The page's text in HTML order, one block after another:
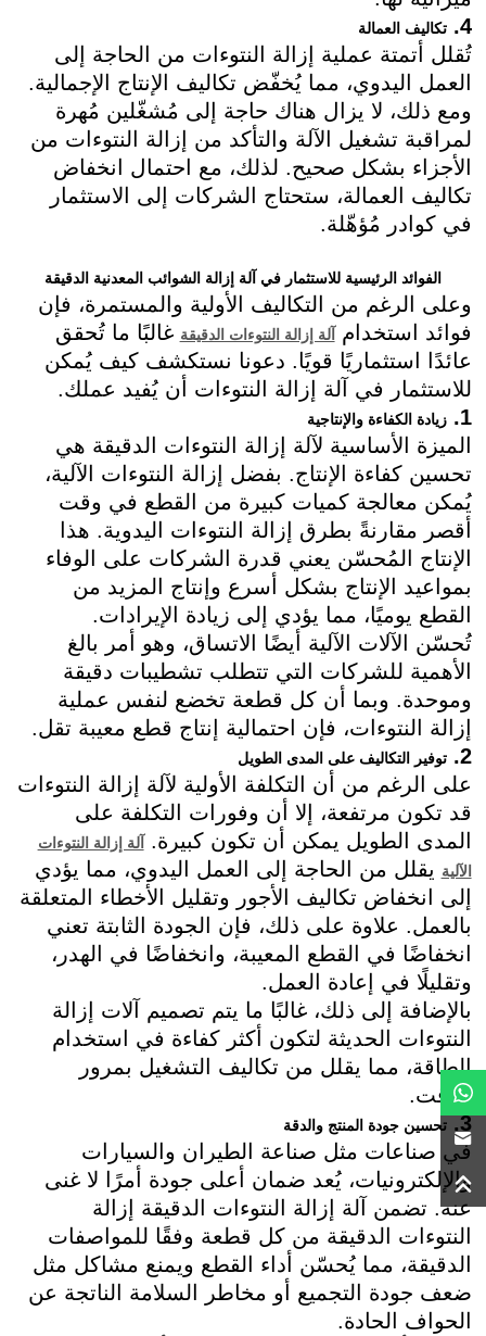
4.
تكاليف العمالة
تُقلل أتمتة عملية إزالة النتوءات من الحاجة إلى
العمل اليدوي، مما يُخفّض تكاليف الإنتاج الإجمالية.
ومع ذلك، لا يزال هناك حاجة إلى مُشغّلين مُهرة
لمراقبة تشغيل الآلة والتأكد من إزالة النتوءات من
الأجزاء بشكل صحيح. لذلك، مع احتمال انخفاض
تكاليف العمالة، ستحتاج الشركات إلى الاستثمار
في كوادر مُؤهّلة.
الفوائد الرئيسية للاستثمار في آلة إزالة الشوائب المعدنية الدقيقة
وعلى الرغم من التكاليف الأولية والمستمرة، فإن
فوائد استخدام آلة إزالة النتوءات الدقيقة غالبًا ما تُحقق
عائدًا استثماريًا قويًا. دعونا نستكشف كيف يُمكن
للاستثمار في آلة إزالة النتوءات أن يُفيد عملك.
1.
زيادة الكفاءة والإنتاجية
الميزة الأساسية لآلة إزالة النتوءات الدقيقة هي
تحسين كفاءة الإنتاج. بفضل إزالة النتوءات الآلية،
يُمكن معالجة كميات كبيرة من القطع في وقت
أقصر مقارنةً بطرق إزالة النتوءات اليدوية. هذا
الإنتاج المُحسّن يعني قدرة الشركات على الوفاء
بمواعيد الإنتاج بشكل أسرع وإنتاج المزيد من
القطع يوميًا، مما يؤدي إلى زيادة الإيرادات.
تُحسّن الآلات الآلية أيضًا الاتساق، وهو أمر بالغ
الأهمية للشركات التي تتطلب تشطيبات دقيقة
وموحدة. وبما أن كل قطعة تخضع لنفس عملية
إزالة النتوءات، فإن احتمالية إنتاج قطع معيبة تقل.
2.
توفير التكاليف على المدى الطويل
على الرغم من أن التكلفة الأولية لآلة إزالة النتوءات
قد تكون مرتفعة، إلا أن وفورات التكلفة على
المدى الطويل يمكن أن تكون كبيرة. آلة إزالة النتوءات
الآلية يقلل من الحاجة إلى العمل اليدوي، مما يؤدي
إلى انخفاض تكاليف الأجور وتقليل الأخطاء المتعلقة
بالعمل. علاوة على ذلك، فإن الجودة الثابتة تعني
انخفاضًا في القطع المعيبة، وانخفاضًا في الهدر،
وتقليلًا في إعادة العمل.
بالإضافة إلى ذلك، غالبًا ما يتم تصميم آلات إزالة
النتوءات الحديثة لتكون أكثر كفاءة في استخدام
الطاقة، مما يقلل من تكاليف التشغيل بمرور
الوقت.
3.
تحسين جودة المنتج والدقة
في صناعات مثل صناعة الطيران والسيارات
والإلكترونيات، يُعد ضمان أعلى جودة أمرًا لا غنى
عنه. تضمن آلة إزالة النتوءات الدقيقة إزالة
النتوءات الدقيقة من كل قطعة وفقًا للمواصفات
الدقيقة، مما يُحسّن أداء القطع ويمنع مشاكل مثل
ضعف جودة التجميع أو مخاطر السلامة الناتجة عن
الحواف الحادة.